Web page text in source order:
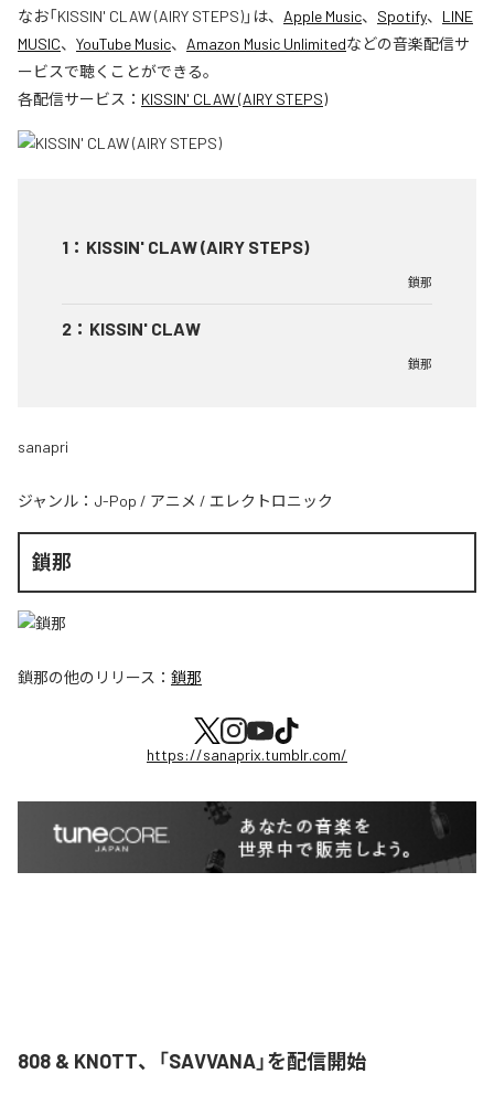
なお「KISSIN' CLAW (AIRY STEPS)」は、 Apple Music、 Spotify、 LINE
MUSIC、 YouTube Music、 Amazon Music Unlimitedなどの音楽配信サ
ービスで聴くことができる。
各配信サービス： KISSIN' CLAW (AIRY STEPS)
1 ： KISSIN' CLAW (AIRY STEPS)
鎖那
2 ： KISSIN' CLAW
鎖那
sanapri
ジャンル： J-Pop / アニメ / エレクトロニック
鎖那
鎖那の他のリリース： 鎖那
https://sanaprix.tumblr.com/
808 & KNOTT、「SAVVANA」を配信開始